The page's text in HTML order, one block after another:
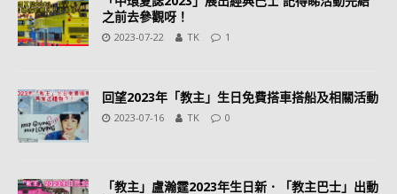
之前去參觀呀！
2023-07-22 TK 1
回望2023年「教主」生日免費搭車搭船及相關活動
2023-07-16 TK 0
「教主」盧瀚霆2023年生日新．「教主巴士」出動